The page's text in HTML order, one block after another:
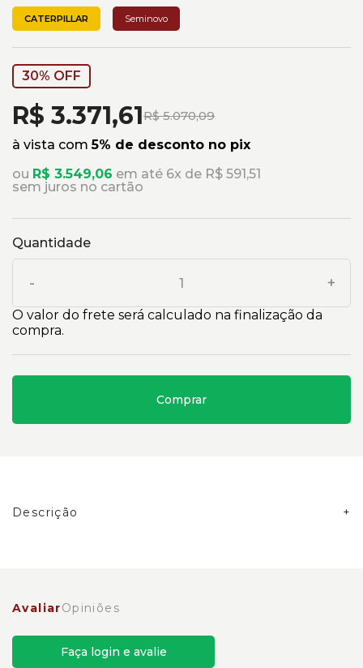
CATERPILLAR Seminovo
30% OFF
R$ 5.070,09
R$ 3.371,61
à vista com5% de desconto no pix
ou R$ 3.549,06 em até 6x de R$ 591,51
sem juros no cartão
Quantidade
- +
O valor do frete será calculado na finalização da
compra.
Comprar
Descrição
AvaliarOpiniões
Faça login e avalie